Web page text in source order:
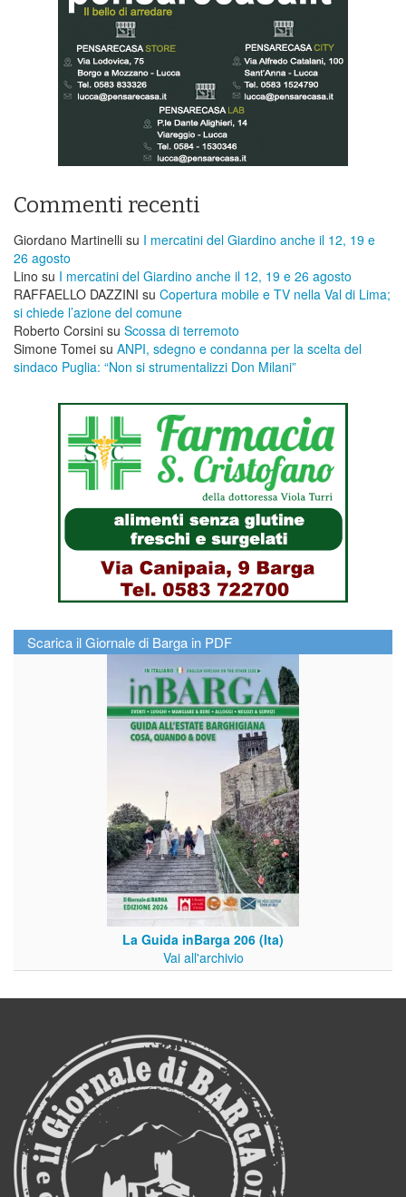
Commenti recenti
Giordano Martinelli su I mercatini del Giardino anche il 12, 19 e
26 agosto
Lino su I mercatini del Giardino anche il 12, 19 e 26 agosto
RAFFAELLO DAZZINI su ​Copertura mobile e TV nella Val di Lima;
si chiede l’azione del comune
Roberto Corsini su Scossa di terremoto
Simone Tomei su ANPI, sdegno e condanna per la scelta del
sindaco Puglia: “Non si strumentalizzi Don Milani”
Scarica il Giornale di Barga in PDF
La Guida inBarga 206 (Ita)
Vai all'archivio